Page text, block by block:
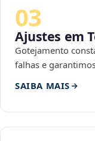
03
Ajustes em
Gotejamento
falhas e
SAIBA MAIS